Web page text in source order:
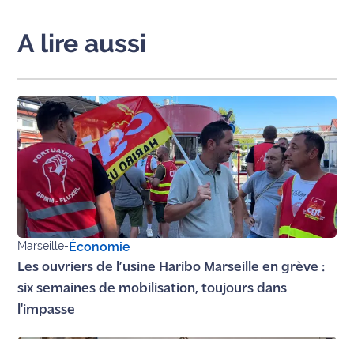
Défense
Municipales
2026
Contenus
Partenaires
L'invité(e)
de la
rédaction
Coup de
coeur
Maritima
A lire aussi
Marseille-Économie
Les ouvriers de l’usine Haribo Marseille en grève :
six semaines de mobilisation, toujours dans
l'impasse